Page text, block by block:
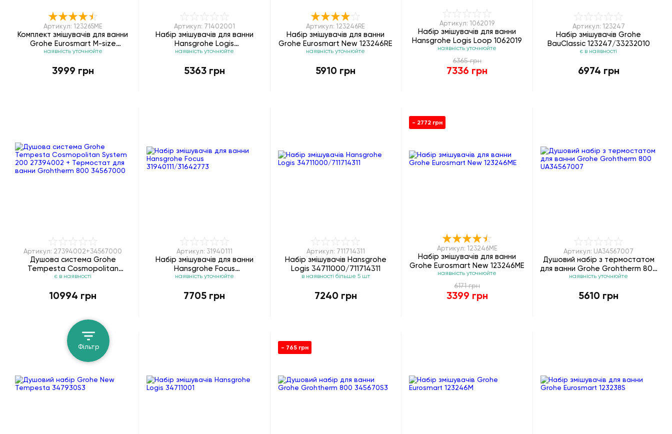
Фільтр
Артикул: 123265ME
Комплект змішувачів для ванни
Grohe Eurosmart M-size
123265ME
наявність уточнюйте
3999 грн
Артикул: 71402001
Набір змішувачів для ванни
Hansgrohe Logis
71402001/20180003
наявність уточнюйте
5363 грн
Артикул: 123246RE
Набір змішувачів для ванни
Grohe Eurosmart New 123246RE
наявність уточнюйте
5910 грн
Артикул: 1062019
Набір змішувачів для ванни
Hansgrohe Logis Loop 1062019
наявність уточнюйте
6365 грн
7336 грн
Артикул: 123247
Набір змішувачів Grohe
BauClassic 123247/33232010
є в наявності
6974 грн
Артикул: 27394002+34567000
Душова система Grohe
Tempesta Cosmopolitan
System 200 27394002 +
Grohtherm 800 34567000
є в наявності
10994 грн
Артикул: 31940111
Набір змішувачів для ванни
Hansgrohe Focus
31940111/31642773
наявність уточнюйте
7705 грн
Артикул: 711714311
Набір змішувачів Hansgrohe
Logis 34711000/711714311
в наявності більше 5 шт
7240 грн
- 2772 грн
Артикул: 123246ME
Набір змішувачів для ванни
Grohe Eurosmart New 123246ME
наявність уточнюйте
6171 грн
3399 грн
Артикул: UA34567007
Душовий набір з термостатом
для ванни Grohe Grohtherm 800
UA34567007
наявність уточнюйте
5610 грн
- 765 грн